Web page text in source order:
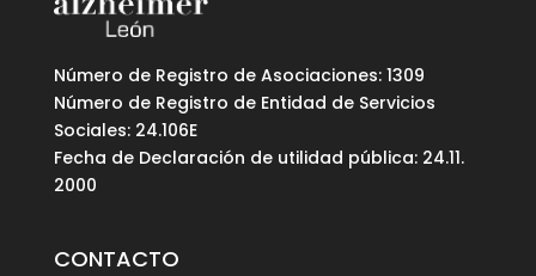
Número de Registro de Asociaciones: 1309
Número de Registro de Entidad de Servicios
Sociales: 24.106E
Fecha de Declaración de utilidad pública: 24.11.
2000
CONTACTO